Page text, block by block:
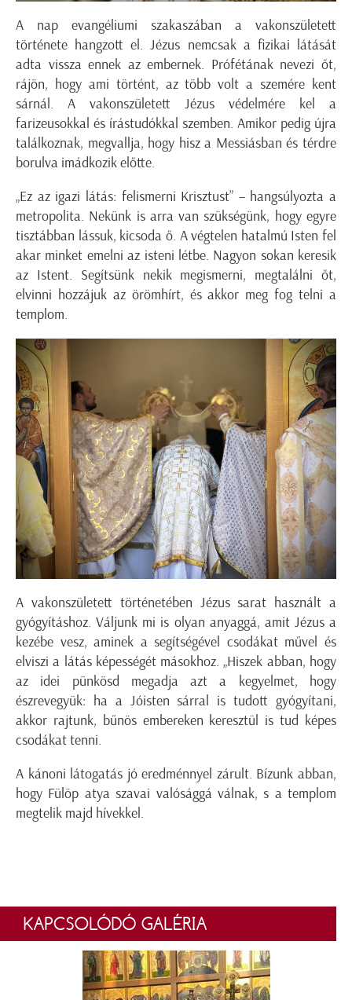
A nap evangéliumi szakaszában a vakonszületett
története hangzott el. Jézus nemcsak a fizikai látását
adta vissza ennek az embernek. Prófétának nevezi őt,
rájön, hogy ami történt, az több volt a szemére kent
sárnál. A vakonszületett Jézus védelmére kel a
farizeusokkal és írástudókkal szemben. Amikor pedig újra
találkoznak, megvallja, hogy hisz a Messiásban és térdre
borulva imádkozik előtte.
„Ez az igazi látás: felismerni Krisztust” – hangsúlyozta a
metropolita. Nekünk is arra van szükségünk, hogy egyre
tisztábban lássuk, kicsoda ő. A végtelen hatalmú Isten fel
akar minket emelni az isteni létbe. Nagyon sokan keresik
az Istent. Segítsünk nekik megismerni, megtalálni őt,
elvinni hozzájuk az örömhírt, és akkor meg fog telni a
templom.
A vakonszületett történetében Jézus sarat használt a
gyógyításhoz. Váljunk mi is olyan anyaggá, amit Jézus a
kezébe vesz, aminek a segítségével csodákat művel és
elviszi a látás képességét másokhoz. „Hiszek abban, hogy
az idei pünkösd megadja azt a kegyelmet, hogy
észrevegyük: ha a Jóisten sárral is tudott gyógyítani,
akkor rajtunk, bűnös embereken keresztül is tud képes
csodákat tenni.
A kánoni látogatás jó eredménnyel zárult. Bízunk abban,
hogy Fülöp atya szavai valósággá válnak, s a templom
megtelik majd hívekkel.
KAPCSOLÓDÓ GALÉRIA